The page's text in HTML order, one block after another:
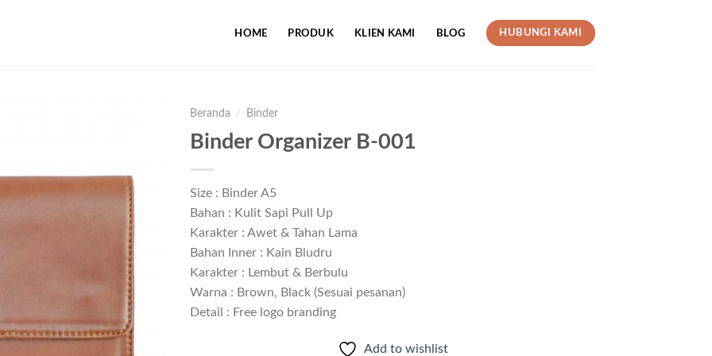
HOME PRODUK KLIEN KAMI BLOG HUBUNGI KAMI
Add to
wishlist
Beranda / Binder
Binder Organizer B-001
Size : Binder A5
Bahan : Kulit Sapi Pull Up
Karakter : Awet & Tahan Lama
Bahan Inner : Kain Bludru
Karakter : Lembut & Berbulu
Warna : Brown, Black (Sesuai pesanan)
Detail : Free logo branding
Add to wishlist